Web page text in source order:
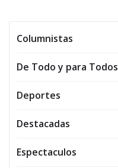
Columnistas
De Todo y para Todos
Deportes
Destacadas
Espectaculos